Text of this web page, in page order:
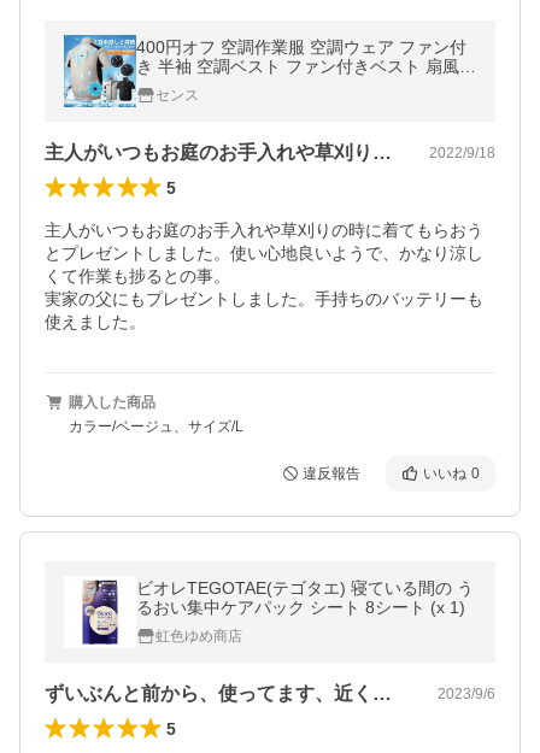
400円オフ 空調作業服 空調ウェア ファン付
き 半袖 空調ベスト ファン付きベスト 扇風機
夏 大風量 USB給電 3段階風速 空調作業服セ
ット 熱中症 空調扇風服
センス
主人がいつもお庭のお手入れや草刈りの時… 2022/9/18
5
主人がいつもお庭のお手入れや草刈りの時に着てもらおう
とプレゼントしました。使い心地良いようで、かなり涼し
くて作業も捗るとの事。
実家の父にもプレゼントしました。手持ちのバッテリーも
使えました。
購入した商品
カラー/ベージュ、サイズ/L
違反報告 いいね 0
ビオレTEGOTAE(テゴタエ) 寝ている間の う
るおい集中ケアパック シート 8シート (x 1)
虹色ゆめ商店
ずいぶんと前から、使ってます、近くのド… 2023/9/6
5